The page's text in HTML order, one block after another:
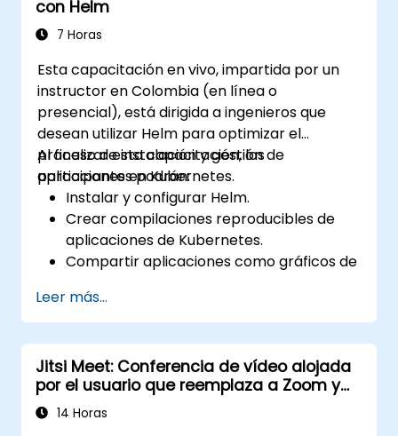
con Helm
7 Horas
Esta capacitación en vivo, impartida por un
instructor en Colombia (en línea o
presencial), está dirigida a ingenieros que
desean utilizar Helm para optimizar el
proceso de instalación y gestión de
aplicaciones en Kubernetes.
Al finalizar esta capacitación, los
participantes podrán:
Instalar y configurar Helm.
Crear compilaciones reproducibles de
aplicaciones de Kubernetes.
Compartir aplicaciones como gráficos de
Ejecutar aplicaciones de terceros
guardadas como gráficos de Helm.
Gestionar las versiones de los paquetes
de Helm.
Leer más...
Jitsi Meet: Conferencia de vídeo alojada
por el usuario que reemplaza a Zoom y
Microsoft Teams
14 Horas